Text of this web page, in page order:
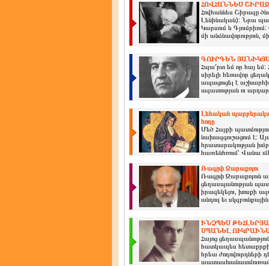
ՀՈՎՀԱՆՆԵՍ
Հովհաննես Շիրազը
Լենինական): Նրա
Կարսում և
մի անձնավորություն,
ԳՈՒՐԳԵՆ
Հպա՛րտ եմ որ հայ եմ:
սիրելի հեռավոր
ապացուցել է
ազատության ու
Լեհական
հողը
Մեծ Հայքի
նախազգուշացում է:
հրատարակության
հայրենիքում՝ Վանա
Ռագըփ Զարաքոլու
Ռագըփ Զարաքոլուն
ցեղասպանության
իրազեկելու, խոսքի
անդուլ եւ
ԻՆՉՊԵՍ
ՍՊԱՆԵԼ
Հայոց
հատկապես
հրեա ժողովուրդների
պատասխանատվության